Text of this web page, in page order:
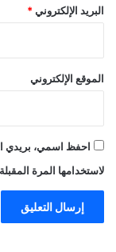
البريد الإلكتروني *
الموقع الإلكتروني
احفظ اسمي، بريدي
لاستخدامها المرة